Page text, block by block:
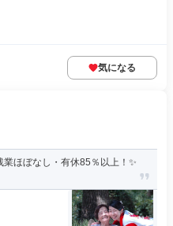
気になる
業ほぼなし・有休85％以上！✨